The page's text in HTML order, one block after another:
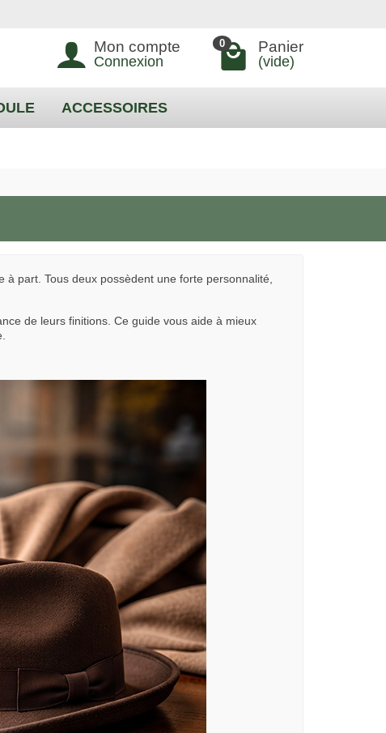
Mon compte
Connexion
0 Panier
(vide)
ACCESSOIRES
à part. Tous deux possèdent une forte personnalité,
de leurs finitions. Ce guide vous aide à mieux